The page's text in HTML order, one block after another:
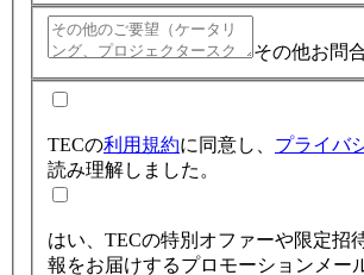
その他お問
TECの利用規約に同意し、 プライバ
読み理解しました。
はい、TECの特別オファーや限定招
報をお届けするプロモーションメー